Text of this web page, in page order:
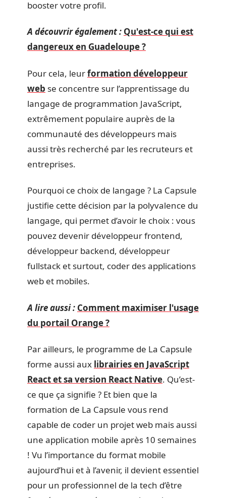
booster votre profil.
A découvrir également : Qu'est-ce qui est
dangereux en Guadeloupe ?
Pour cela, leurformation développeur
web se concentre sur l’apprentissage du
langage de programmation JavaScript,
extrêmement populaire auprès de la
communauté des développeurs mais
aussi très recherché par les recruteurs et
entreprises.
Pourquoi ce choix de langage ? La Capsule
justifie cette décision par la polyvalence du
langage, qui permet d’avoir le choix : vous
pouvez devenir développeur frontend,
développeur backend, développeur
fullstack et surtout, coder des applications
web et mobiles.
A lire aussi : Comment maximiser l'usage
du portail Orange ?
Par ailleurs, le programme de La Capsule
forme aussi aux librairies en JavaScript
React et sa version React Native. Qu’est-
ce que ça signifie ? Et bien que la
formation de La Capsule vous rend
capable de coder un projet web mais aussi
une application mobile après 10 semaines
! Vu l’importance du format mobile
aujourd’hui et à l’avenir, il devient essentiel
pour un professionnel de la tech d’être